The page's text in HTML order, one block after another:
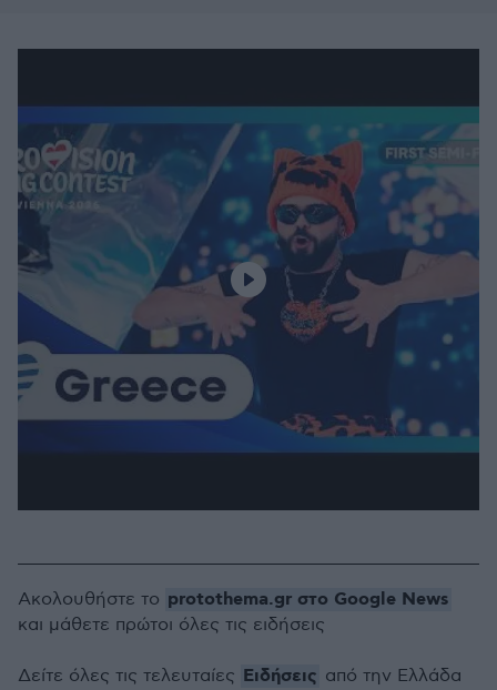
Ακολουθήστε το protothema.gr στο Google News
και μάθετε πρώτοι όλες τις ειδήσεις
Δείτε όλες τις τελευταίες Ειδήσεις από την Ελλάδα